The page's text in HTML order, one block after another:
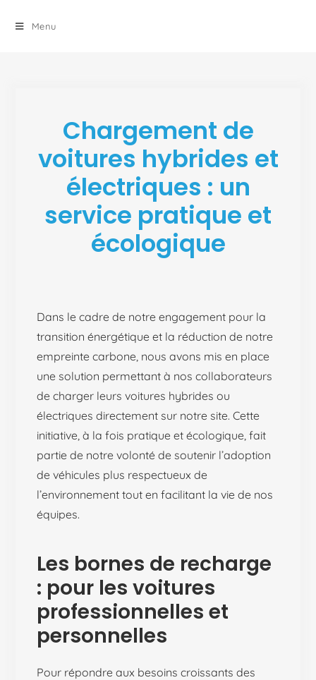
Menu
Chargement de
voitures hybrides et
électriques : un
service pratique et
écologique
Dans le cadre de notre engagement pour la
transition énergétique et la réduction de notre
empreinte carbone, nous avons mis en place
une solution permettant à nos collaborateurs
de charger leurs voitures hybrides ou
électriques directement sur notre site. Cette
initiative, à la fois pratique et écologique, fait
partie de notre volonté de soutenir l’adoption
de véhicules plus respectueux de
l’environnement tout en facilitant la vie de nos
équipes.
Les bornes de recharge
: pour les voitures
professionnelles et
personnelles
Pour répondre aux besoins croissants des